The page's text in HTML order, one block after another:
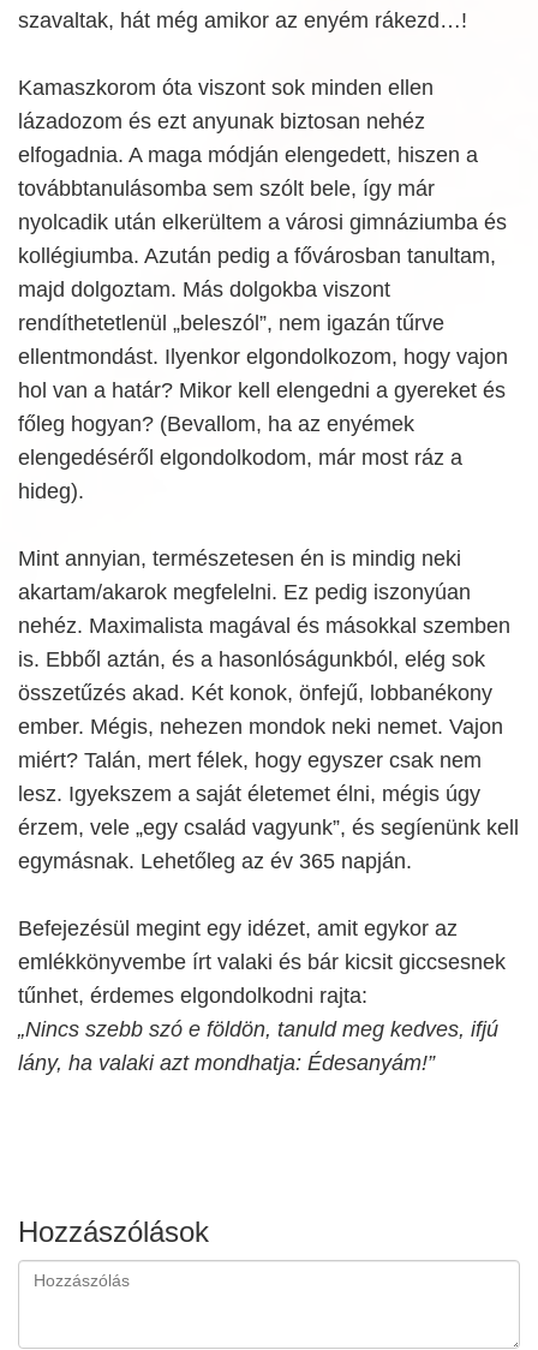
szavaltak, hát még amikor az enyém rákezd…!
Kamaszkorom óta viszont sok minden ellen
lázadozom és ezt anyunak biztosan nehéz
elfogadnia. A maga módján elengedett, hiszen a
továbbtanulásomba sem szólt bele, így már
nyolcadik után elkerültem a városi gimnáziumba és
kollégiumba. Azután pedig a fővárosban tanultam,
majd dolgoztam. Más dolgokba viszont
rendíthetetlenül „beleszól”, nem igazán tűrve
ellentmondást. Ilyenkor elgondolkozom, hogy vajon
hol van a határ? Mikor kell elengedni a gyereket és
főleg hogyan? (Bevallom, ha az enyémek
elengedéséről elgondolkodom, már most ráz a
hideg).
Mint annyian, természetesen én is mindig neki
akartam/akarok megfelelni. Ez pedig iszonyúan
nehéz. Maximalista magával és másokkal szemben
is. Ebből aztán, és a hasonlóságunkból, elég sok
összetűzés akad. Két konok, önfejű, lobbanékony
ember. Mégis, nehezen mondok neki nemet. Vajon
miért? Talán, mert félek, hogy egyszer csak nem
lesz. Igyekszem a saját életemet élni, mégis úgy
érzem, vele „egy család vagyunk”, és segíenünk kell
egymásnak. Lehetőleg az év 365 napján.
Befejezésül megint egy idézet, amit egykor az
emlékkönyvembe írt valaki és bár kicsit giccsesnek
tűnhet, érdemes elgondolkodni rajta:
„Nincs szebb szó e földön, tanuld meg kedves, ifjú
lány, ha valaki azt mondhatja: Édesanyám!”
Hozzászólások